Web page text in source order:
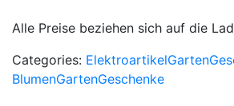
Alle Preise beziehen sich auf die
Categories: ElektroartikelGarten
BlumenGartenGeschenke